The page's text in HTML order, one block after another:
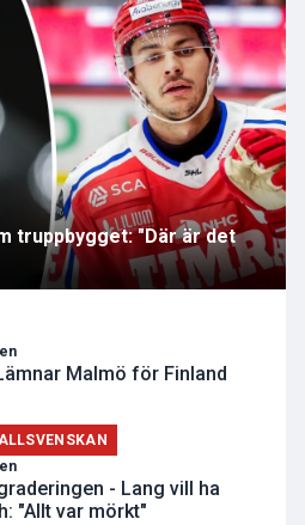
truppbygget: "Där är det
Malmö för Finland
- Lang vill ha
"Allt var mörkt"